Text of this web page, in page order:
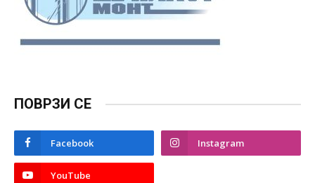
ПОВРЗИ СЕ
Facebook Instagram
YouTube